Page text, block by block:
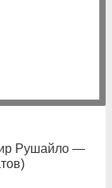
Рушайло —